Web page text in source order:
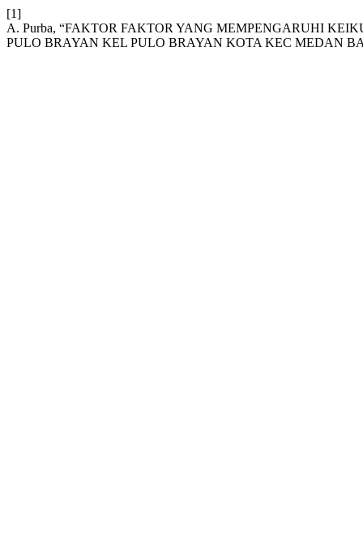
[1]
A. Purba, “FAKTOR FAKTOR YANG MEMPENGARUHI
PULO BRAYAN KEL PULO BRAYAN KOTA KEC MEDAN